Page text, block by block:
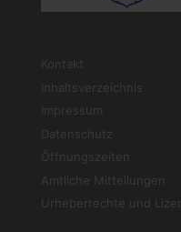
Kontakt
Inhaltsverzeichnis
Impressum
Datenschutz
Öffnungszeiten
Amtliche Mitteilungen
Urheberrechte und